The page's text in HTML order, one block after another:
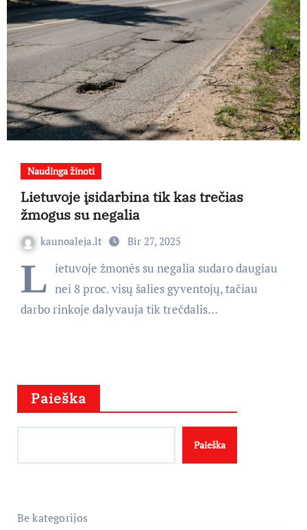
Naudinga žinoti
Lietuvoje įsidarbina tik kas trečias
žmogus su negalia
kaunoaleja.lt Bir 27, 2025
L ietuvoje žmonės su negalia sudaro daugiau
nei 8 proc. visų šalies gyventojų, tačiau
darbo rinkoje dalyvauja tik trečdalis…
Paieška
Paieška
Be kategorijos